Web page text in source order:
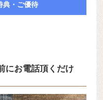
典・ご優待
にお電話頂くだけ